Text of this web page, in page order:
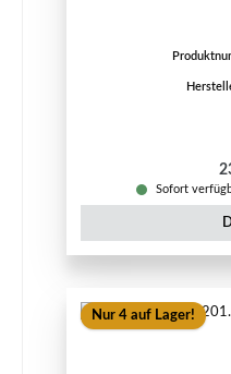
Sofort
Nur 4 auf Lager!